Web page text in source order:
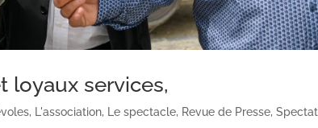
loyaux services,
, L'association, Le spectacle, Revue de Presse,